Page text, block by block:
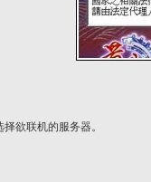
欲联机的服务器。